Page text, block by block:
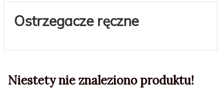
Ostrzegacze ręczne
Niestety nie znaleziono produktu!